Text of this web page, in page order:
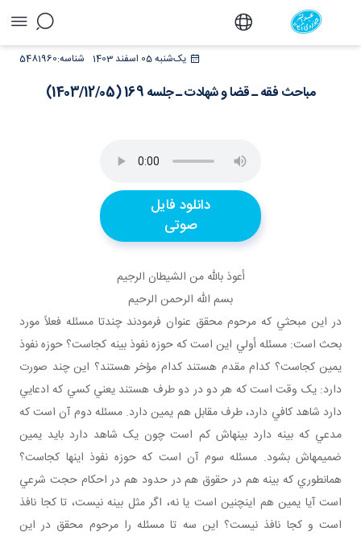
مباحث فقه ـ قضا و شهادت ـ جلسه 169 یک‌شنبه 05 اسفند 1403 5481960شناسه:
مباحث فقه ـ قضا و شهادت ـ جلسه 169 (1403/12/05)
دانلود فایل
صوتی
أعوذ بالله من الشيطان الرجيم
بسم الله الرحمن الرحيم
در اين مبحثي که مرحوم محقق عنوان فرمودند چندتا مسئله فعلاً مورد
بحث است: مسئله أولي اين است که حوزه نفوذ بينه کجاست؟ حوزه نفوذ
يمين کجاست؟ کدام مقدم هستند کدام مؤخر هستند؟ اين چند صورت
دارد: يک وقت است که هر دو در دو طرف هستند يعني کسي که ادعايي
دارد شاهد کافي دارد، طرف مقابل هم يمين دارد. مسئله دوم آن است که
مدعي که بينه دارد بينه اش کم است چون يک شاهد دارد بايد يمين
ضميمه اش بشود. مسئله سوم آن است که حوزه نفوذ اينها کجاست؟
همان طوري که بينه هم در حقوق هم در حدود هم در احکام حجت شرعي
است آيا يمين هم اين چنين است يا نه، اگر مثل بينه نيست، تا کجا نافذ
است و کجا نافذ نيست؟ اين سه تا مسئله را مرحوم محقق در اين